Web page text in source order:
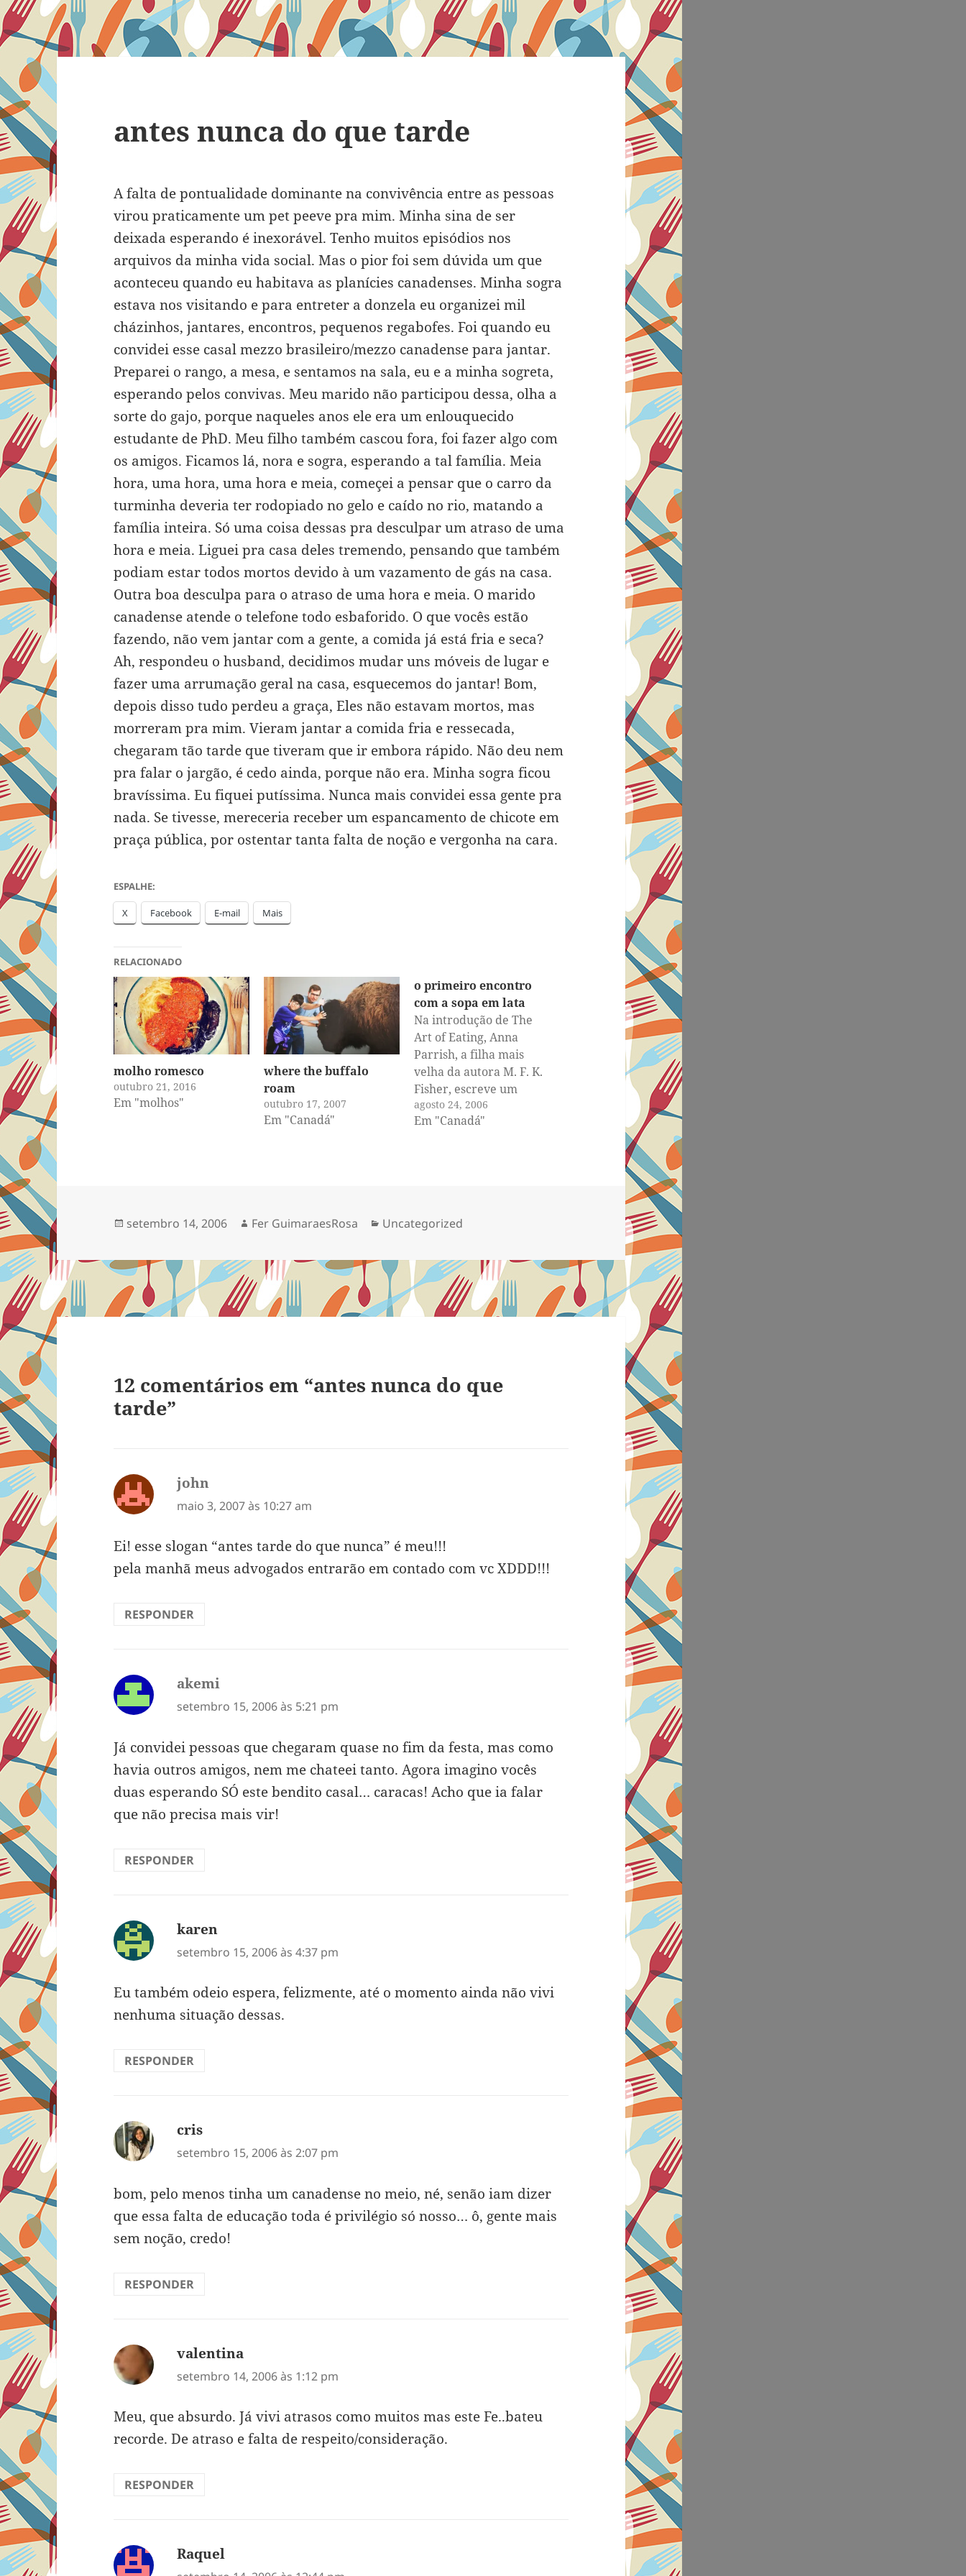
antes nunca do que tarde
A falta de pontualidade dominante na convivência entre as pessoas
virou praticamente um pet peeve pra mim. Minha sina de ser
deixada esperando é inexorável. Tenho muitos episódios nos
arquivos da minha vida social. Mas o pior foi sem dúvida um que
aconteceu quando eu habitava as planícies canadenses. Minha sogra
estava nos visitando e para entreter a donzela eu organizei mil
cházinhos, jantares, encontros, pequenos regabofes. Foi quando eu
convidei esse casal mezzo brasileiro/mezzo canadense para jantar.
Preparei o rango, a mesa, e sentamos na sala, eu e a minha sogreta,
esperando pelos convivas. Meu marido não participou dessa, olha a
sorte do gajo, porque naqueles anos ele era um enlouquecido
estudante de PhD. Meu filho também cascou fora, foi fazer algo com
os amigos. Ficamos lá, nora e sogra, esperando a tal família. Meia
hora, uma hora, uma hora e meia, começei a pensar que o carro da
turminha deveria ter rodopiado no gelo e caído no rio, matando a
família inteira. Só uma coisa dessas pra desculpar um atraso de uma
hora e meia. Liguei pra casa deles tremendo, pensando que também
podiam estar todos mortos devido à um vazamento de gás na casa.
Outra boa desculpa para o atraso de uma hora e meia. O marido
canadense atende o telefone todo esbaforido. O que vocês estão
fazendo, não vem jantar com a gente, a comida já está fria e seca?
Ah, respondeu o husband, decidimos mudar uns móveis de lugar e
fazer uma arrumação geral na casa, esquecemos do jantar! Bom,
depois disso tudo perdeu a graça, Eles não estavam mortos, mas
morreram pra mim. Vieram jantar a comida fria e ressecada,
chegaram tão tarde que tiveram que ir embora rápido. Não deu nem
pra falar o jargão, é cedo ainda, porque não era. Minha sogra ficou
bravíssima. Eu fiquei putíssima. Nunca mais convidei essa gente pra
nada. Se tivesse, mereceria receber um espancamento de chicote em
praça pública, por ostentar tanta falta de noção e vergonha na cara.
ESPALHE:
X Facebook E-mail Mais
RELACIONADO
molho romesco
outubro 21, 2016
Em "molhos"
where the buffalo
roam
outubro 17, 2007
Em "Canadá"
o primeiro encontro
com a sopa em lata
Na introdução de The
Art of Eating, Anna
Parrish, a filha mais
velha da autora M. F. K.
Fisher, escreve um
pequeno parágrafo
sobre a sua mão. Ela
como uma prato de…
agosto 24, 2006
Em "Canadá"
Publicado
setembro 14, 2006 Autor
Fer GuimaraesRosa Categorias
Uncategorized
12 comentários em “antes nunca do que
tarde”
john
maio 3, 2007 às 10:27 am
Ei! esse slogan “antes tarde do que nunca” é meu!!!
pela manhã meus advogados entrarão em contado com vc XDDD!!!
RESPONDER
akemi
setembro 15, 2006 às 5:21 pm
Já convidei pessoas que chegaram quase no fim da festa, mas como
havia outros amigos, nem me chateei tanto. Agora imagino vocês
duas esperando SÓ este bendito casal… caracas! Acho que ia falar
que não precisa mais vir!
RESPONDER
karen
setembro 15, 2006 às 4:37 pm
Eu também odeio espera, felizmente, até o momento ainda não vivi
nenhuma situação dessas.
RESPONDER
cris
setembro 15, 2006 às 2:07 pm
bom, pelo menos tinha um canadense no meio, né, senão iam dizer
que essa falta de educação toda é privilégio só nosso… ô, gente mais
sem noção, credo!
RESPONDER
valentina
setembro 14, 2006 às 1:12 pm
Meu, que absurdo. Já vivi atrasos como muitos mas este Fe..bateu
recorde. De atraso e falta de respeito/consideração.
RESPONDER
Raquel